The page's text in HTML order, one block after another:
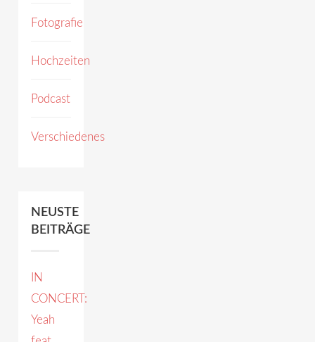
Fotografie
Hochzeiten
Podcast
Verschiedenes
NEUSTE
BEITRÄGE
IN
CONCERT:
Yeah